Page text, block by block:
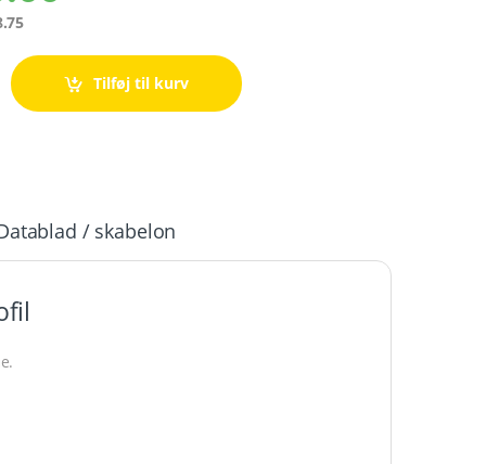
Tilføj til kurv
/ skabelon